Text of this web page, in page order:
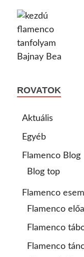
ROVATOK
Aktuális
Egyéb
Flamenco Blog
Blog top
Flamenco
Flamenco
Flamenco
Flamenco